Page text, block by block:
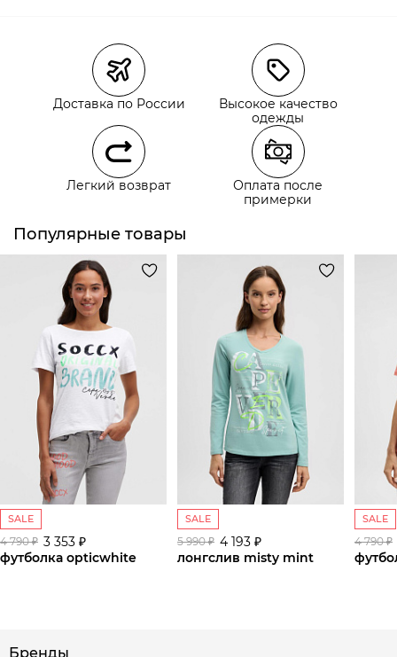
Курьерская доставка СДЭК
Самовывоз из пункта выдачи СДЭК
Самовывоз из наших магазинов
Курьерская доставка СДЭК
Самовывоз из пункта выдачи СДЭК
Доставка по России
Высокое качество
одежды
Легкий возврат
Оплата после
примерки
Популярные товары
SALE
4 790 ₽ 3 353 ₽
футболка opticwhite
SALE
5 990 ₽ 4 193 ₽
лонгслив misty mint
SALE
4 790 ₽
Бренды